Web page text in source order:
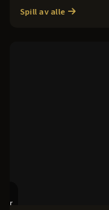
Spill av alle